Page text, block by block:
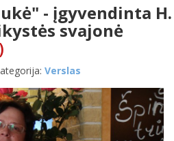
- įgyvendinta H.
svajonė
Verslas